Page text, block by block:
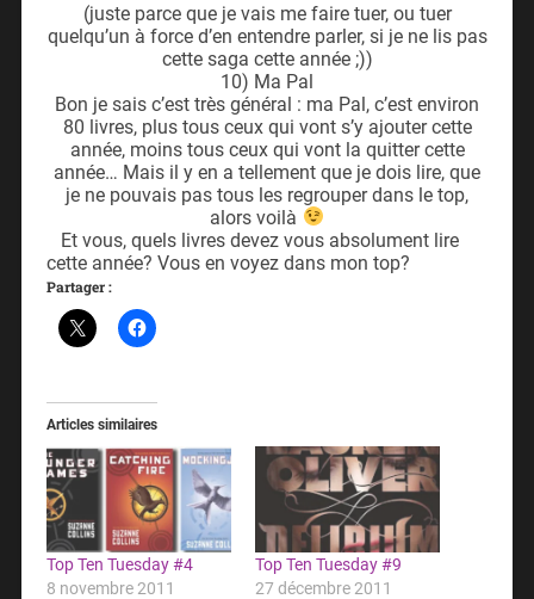
(juste parce que je vais me faire tuer, ou tuer
quelqu’un à force d’en entendre parler, si je ne lis pas
cette saga cette année ;))
10) Ma Pal
Bon je sais c’est très général : ma Pal, c’est environ
80 livres, plus tous ceux qui vont s’y ajouter cette
année, moins tous ceux qui vont la quitter cette
année… Mais il y en a tellement que je dois lire, que
je ne pouvais pas tous les regrouper dans le top,
alors voilà
Et vous, quels livres devez vous absolument lire
cette année? Vous en voyez dans mon top?
Partager :
Articles similaires
Top Ten Tuesday #4
8 novembre 2011
Top Ten Tuesday #9
27 décembre 2011